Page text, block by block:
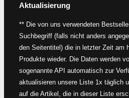
Aktualisierung
** Die von uns verwendeten
Suchbegriff (falls nicht anders
den Seitentitel) die in letzter Zeit am
Produkte wieder. Die Daten werden
sogenannte API automatisch zur
aktualisieren unsere Liste 1x täglich
auf die Artikel, die in dieser Liste